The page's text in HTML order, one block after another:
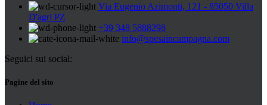
Via Eugenio Azimonti, 121 - 85050 Villa
D'agri PZ
+39 348 5888298
info@spesaincampagna.com
Seguici sui social:
Pagine del sito